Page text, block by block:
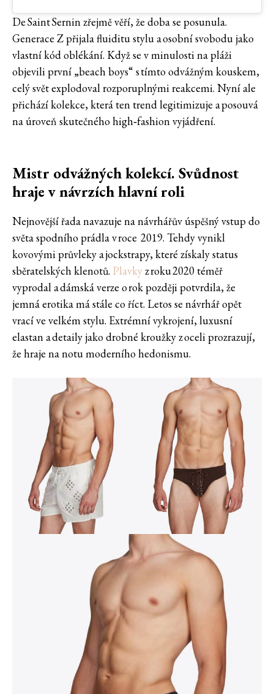
De Saint Sernin zřejmě věří, že doba se posunula.
Generace Z přijala fluiditu stylu a osobní svobodu jako
vlastní kód oblékání. Když se v minulosti na pláži
objevili první „beach boys“ s tímto odvážným kouskem,
celý svět explodoval rozporuplnými reakcemi. Nyní ale
přichází kolekce, která ten trend legitimizuje a posouvá
na úroveň skutečného high‑fashion vyjádření.
Mistr odvážných kolekcí. Svůdnost
hraje v návrzích hlavní roli
Nejnovější řada navazuje na návrhářův úspěšný vstup do
světa spodního prádla v roce 2019. Tehdy vynikl
kovovými průvleky a jockstrapy, které získaly status
sběratelských klenotů. Plavkyz roku 2020 téměř
vyprodal a dámská verze o rok později potvrdila, že
jemná erotika má stále co říct. Letos se návrhář opět
vrací ve velkém stylu. Extrémní vykrojení, luxusní
elastan a detaily jako drobné kroužky z oceli prozrazují,
že hraje na notu moderního hedonismu.